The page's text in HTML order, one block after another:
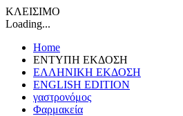
ΚΛΕΙΣΙΜΟ
Loading...
Home
ΕΝΤΥΠΗ ΕΚΔΟΣΗ
ΕΛΛΗΝΙΚΗ ΕΚΔΟΣΗ
ENGLISH EDITION
γαστρονόμος
Φαρμακεία